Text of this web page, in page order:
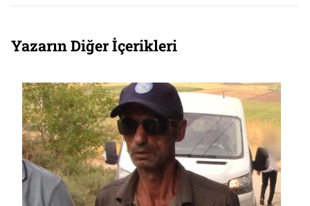
Yazarın Diğer İçerikleri